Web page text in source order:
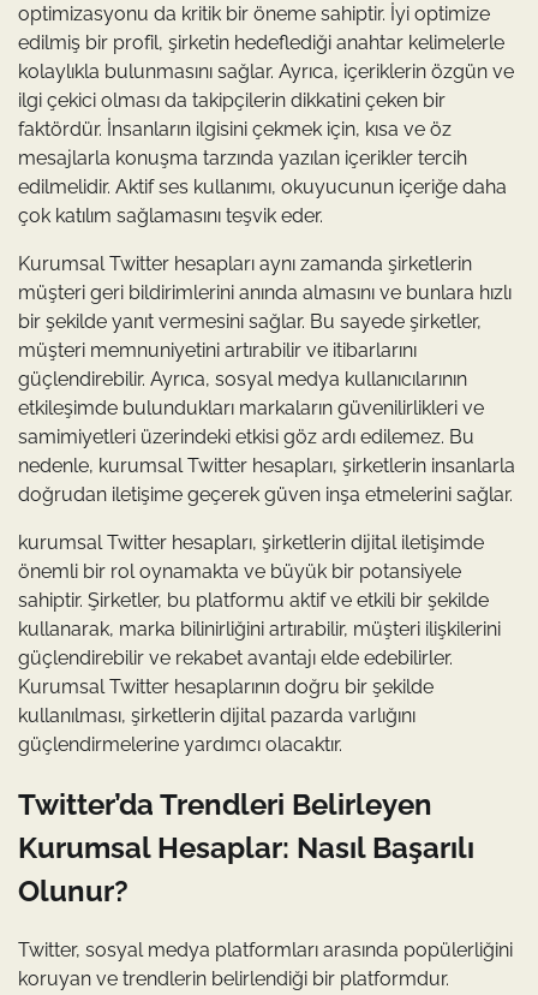
optimizasyonu da kritik bir öneme sahiptir. İyi optimize
edilmiş bir profil, şirketin hedeflediği anahtar kelimelerle
kolaylıkla bulunmasını sağlar. Ayrıca, içeriklerin özgün ve
ilgi çekici olması da takipçilerin dikkatini çeken bir
faktördür. İnsanların ilgisini çekmek için, kısa ve öz
mesajlarla konuşma tarzında yazılan içerikler tercih
edilmelidir. Aktif ses kullanımı, okuyucunun içeriğe daha
çok katılım sağlamasını teşvik eder.
Kurumsal Twitter hesapları aynı zamanda şirketlerin
müşteri geri bildirimlerini anında almasını ve bunlara hızlı
bir şekilde yanıt vermesini sağlar. Bu sayede şirketler,
müşteri memnuniyetini artırabilir ve itibarlarını
güçlendirebilir. Ayrıca, sosyal medya kullanıcılarının
etkileşimde bulundukları markaların güvenilirlikleri ve
samimiyetleri üzerindeki etkisi göz ardı edilemez. Bu
nedenle, kurumsal Twitter hesapları, şirketlerin insanlarla
doğrudan iletişime geçerek güven inşa etmelerini sağlar.
kurumsal Twitter hesapları, şirketlerin dijital iletişimde
önemli bir rol oynamakta ve büyük bir potansiyele
sahiptir. Şirketler, bu platformu aktif ve etkili bir şekilde
kullanarak, marka bilinirliğini artırabilir, müşteri ilişkilerini
güçlendirebilir ve rekabet avantajı elde edebilirler.
Kurumsal Twitter hesaplarının doğru bir şekilde
kullanılması, şirketlerin dijital pazarda varlığını
güçlendirmelerine yardımcı olacaktır.
Twitter’da Trendleri Belirleyen
Kurumsal Hesaplar: Nasıl Başarılı
Olunur?
Twitter, sosyal medya platformları arasında popülerliğini
koruyan ve trendlerin belirlendiği bir platformdur.